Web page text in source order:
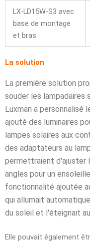
LX-LD15W-S3 avec
base de montage
et bras
La solution
La première solution
souder les lampadaires
Luxman a personnalisé
ajouté des luminaires
lampes solaires aux
des adaptateurs au
permettraient d'ajuster
angles pour un
fonctionnalité ajoutée
qui allumait
du soleil et l'éteignait
Elle pouvait également